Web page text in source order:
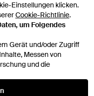
Einstellungen klicken.
Cookie-Richtlinie.
um Folgendes
Gerät und/oder Zugriff
Messen von
und die